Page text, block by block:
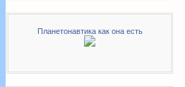
Планетонавтика как она есть